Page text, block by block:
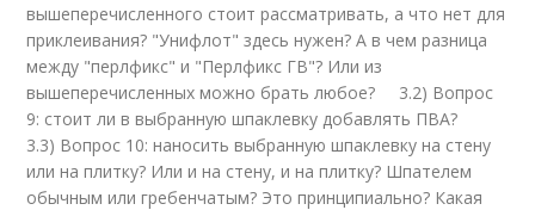
вышеперечисленного стоит рассматривать, а что нет для
приклеивания? "Унифлот" здесь нужен? А в чем разница
между "перлфикс" и "Перлфикс ГВ"? Или из
вышеперечисленных можно брать любое? 3.2) Вопрос
9: стоит ли в выбранную шпаклевку добавлять ПВА?
3.3) Вопрос 10: наносить выбранную шпаклевку на стену
или на плитку? Или и на стену, и на плитку? Шпателем
обычным или гребенчатым? Это принципиально? Какая